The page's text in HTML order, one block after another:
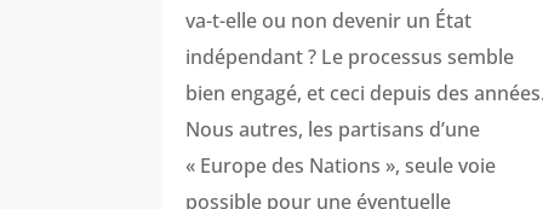
va-t-elle ou non devenir un État
indépendant ? Le processus semble
bien engagé, et ceci depuis des
Nous autres, les partisans d’une
« Europe des Nations », seule voie
possible pour une éventuelle